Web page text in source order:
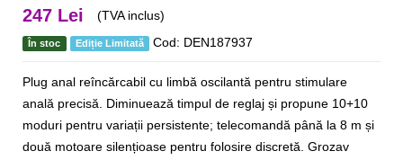
247 Lei (TVA inclus)
În stoc Ediție Limitată Cod: DEN187937
Plug anal reîncărcabil cu limbă oscilantă pentru stimulare
anală precisă. Diminuează timpul de reglaj și propune 10+10
moduri pentru variații persistente; telecomandă până la 8 m și
două motoare silențioase pentru folosire discretă. Grozav